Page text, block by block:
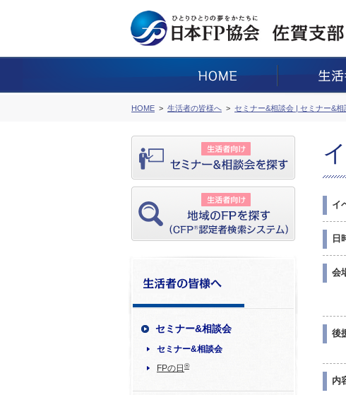
HOME 生活者の皆様へ セミナー&相談会 | セミナー&相
セミナー&相談会
セミナー&相談会
FPの日 ®
イ
日
会
後
内